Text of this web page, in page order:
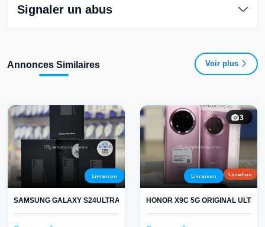
Signaler un abus
Annonces Similaires Voir plus
Livraison
SAMSUNG GALAXY S24ULTRA
3
Location
Livraison
HONOR X9C 5G ORIGINAL ULTRA